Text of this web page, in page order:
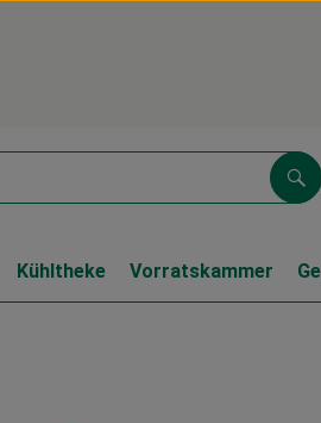
Kühltheke Vorratskammer